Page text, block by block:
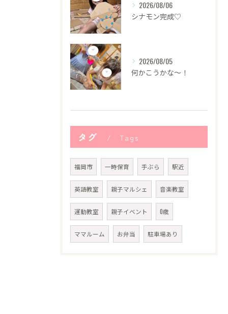
2026/08/06
シナモン完成♡
2026/08/05
何かこうかな〜！
タグ Tags
福岡市 一時保育 手ぶら 駅近
英語教室 親子マルシェ 音楽教室
運動教室 親子イベント 0歳
ママルーム お弁当 駐車場あり